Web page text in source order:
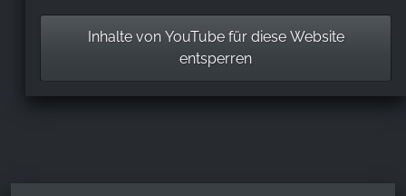
Inhalte von YouTube für diese Website
entsperren